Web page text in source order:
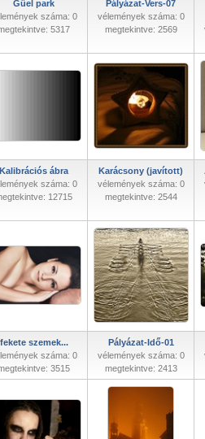
Güel park
száma: 0
5317
Pályázat-Vers-07
vélemények száma: 0
megtekintve: 2569
Kalibrációs ábra
száma: 0
12715
Karácsony (javított)
vélemények száma: 0
megtekintve: 2544
fekete szemek...
száma: 0
3515
Pályázat-Idő-01
vélemények száma: 0
megtekintve: 2413